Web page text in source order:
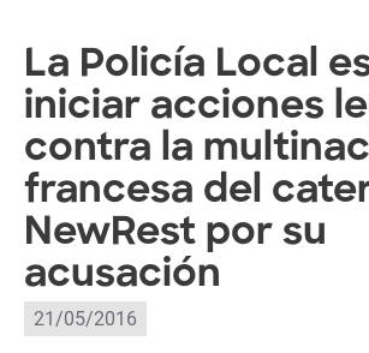
La Policía Local
iniciar acciones
contra la
francesa del
NewRest por su
acusación
21/05/2016